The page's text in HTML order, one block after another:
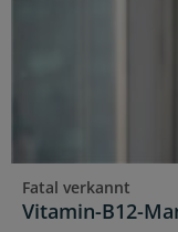
Fatal verkannt
Vitamin-B12-